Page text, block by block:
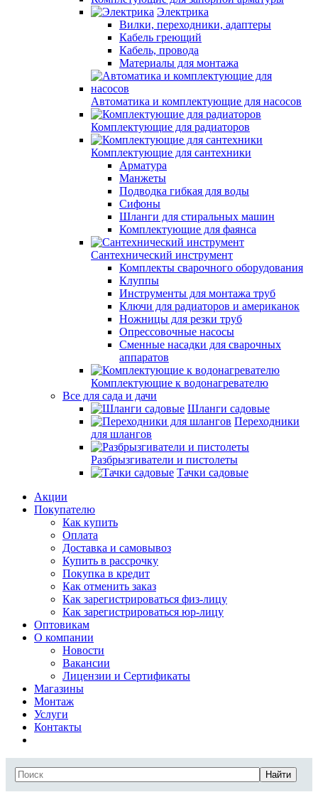
Электрика
Вилки, переходники, адаптеры
Кабель греющий
Кабель, провода
Материалы для монтажа
Автоматика и комплектующие для насосов
Комплектующие для радиаторов
Комплектующие для сантехники
Арматура
Манжеты
Подводка гибкая для воды
Сифоны
Шланги для стиральных машин
Комплектующие для фаянса
Сантехнический инструмент
Комплекты сварочного оборудования
Клуппы
Инструменты для монтажа труб
Ключи для радиаторов и американок
Ножницы для резки труб
Опрессовочные насосы
Сменные насадки для сварочных
аппаратов
Комплектующие к водонагревателю
Все для сада и дачи
Шланги садовые
Переходники
для шлангов
Разбрызгиватели и пистолеты
Тачки садовые
Акции
Покупателю
Как купить
Оплата
Доставка и самовывоз
Купить в рассрочку
Покупка в кредит
Как отменить заказ
Как зарегистрироваться физ-лицу
Как зарегистрироваться юр-лицу
Оптовикам
О компании
Новости
Вакансии
Лицензии и Сертификаты
Магазины
Монтаж
Услуги
Контакты
Найти